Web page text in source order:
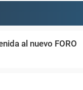
al nuevo FORO